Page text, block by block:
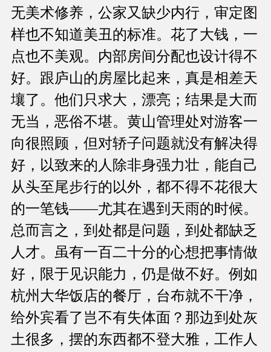
无美术修养，公家又缺少内行，审定图
样也不知道美丑的标准。花了大钱，一
点也不美观。内部房间分配也设计得不
好。跟庐山的房屋比起来，真是相差天
壤了。他们只求大，漂亮；结果是大而
无当，恶俗不堪。黄山管理处对游客一
向很照顾，但对轿子问题就没有解决得
好，以致来的人除非身强力壮，能自己
从头至尾步行的以外，都不得不花很大
的一笔钱——尤其在遇到天雨的时候。
总而言之，到处都是问题，到处都缺乏
人才。虽有一百二十分的心想把事情做
好，限于见识能力，仍是做不好。例如
杭州大华饭店的餐厅，台布就不干净，
给外宾看了岂不有失体面？那边到处灰
土很多，摆的东西都不登大雅，工作人